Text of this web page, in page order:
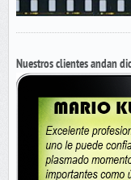
Nuestros clientes andan